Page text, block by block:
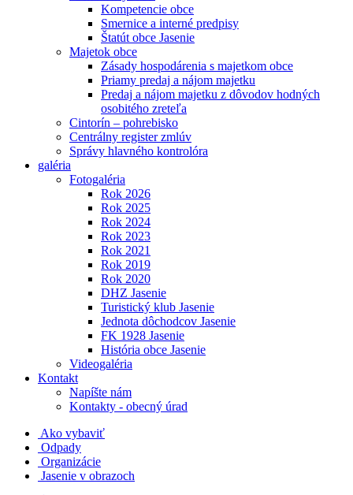
Kompetencie obce
Smernice a interné predpisy
Štatút obce Jasenie
Majetok obce
Zásady hospodárenia s majetkom obce
Priamy predaj a nájom majetku
Predaj a nájom majetku z dôvodov hodných
osobitého zreteľa
Cintorín – pohrebisko
Centrálny register zmlúv
Správy hlavného kontrolóra
galéria
Fotogaléria
Rok 2026
Rok 2025
Rok 2024
Rok 2023
Rok 2021
Rok 2019
Rok 2020
DHZ Jasenie
Turistický klub Jasenie
Jednota dôchodcov Jasenie
FK 1928 Jasenie
História obce Jasenie
Videogaléria
Kontakt
Napíšte nám
Kontakty - obecný úrad
Ako vybaviť
Odpady
Organizácie
Jasenie v obrazoch